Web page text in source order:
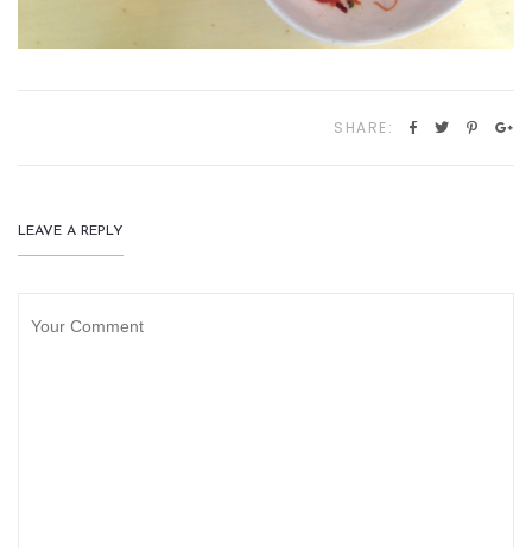
SHARE:
LEAVE A REPLY